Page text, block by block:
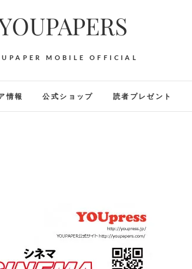
MOBILE OFFICIAL
情報 公式ショップ 読者プレゼント